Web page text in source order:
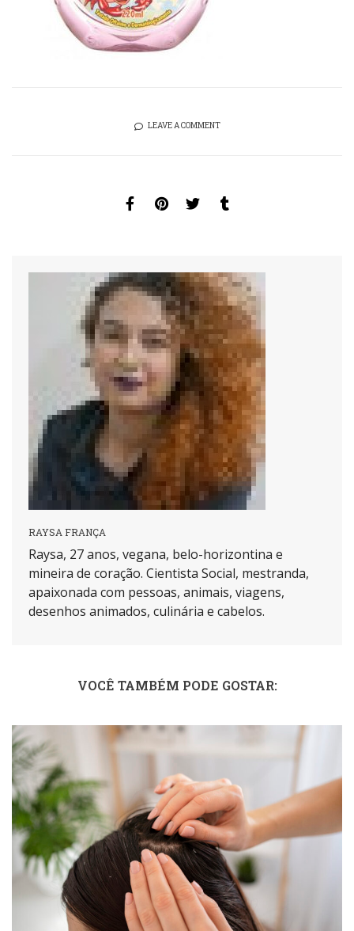
LEAVE A COMMENT
RAYSA FRANÇA
Raysa, 27 anos, vegana, belo-horizontina e
mineira de coração. Cientista Social, mestranda,
apaixonada com pessoas, animais, viagens,
desenhos animados, culinária e cabelos.
VOCÊ TAMBÉM PODE GOSTAR: